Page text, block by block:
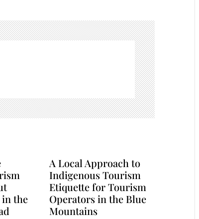
in the
A Local Approach to
Indigenous Tourism
Etiquette for Tourism
Operators in the Blue
Mountains